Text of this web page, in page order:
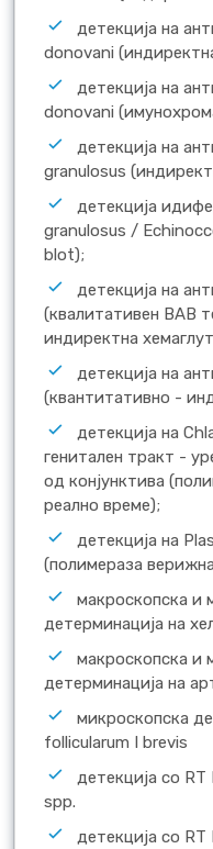
детекција на
donovani
детекција на
donovani
детекција на
granulosus
детекција
granulosus /
blot);
детекција на
(квалитативен BAB
индиректна
детекција на
(квантитативно -
детекција на
генитален тракт -
од конјунктива
реално време);
детекција на
(полимераза
макроскопска и
детерминација на
макроскопска и
детерминација на
микроскопска
follicularum I brevis
детекција со RT
spp.
детекција со RT